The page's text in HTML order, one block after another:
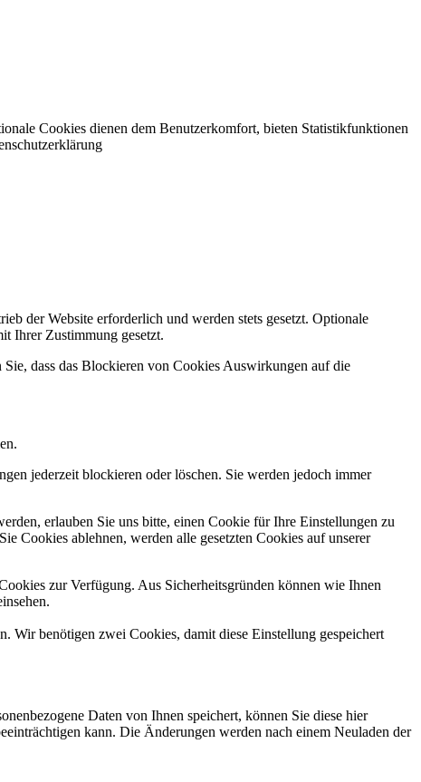
Cookies dienen dem Benutzerkomfort, bieten Statistikfunktionen
der Website erforderlich und werden stets gesetzt. Optionale
Ihrer Zustimmung gesetzt.
dass das Blockieren von Cookies Auswirkungen auf die
jederzeit blockieren oder löschen. Sie werden jedoch immer
erlauben Sie uns bitte, einen Cookie für Ihre Einstellungen zu
Cookies ablehnen, werden alle gesetzten Cookies auf unserer
zur Verfügung. Aus Sicherheitsgründen können wie Ihnen
Wir benötigen zwei Cookies, damit diese Einstellung gespeichert
Daten von Ihnen speichert, können Sie diese hier
kann. Die Änderungen werden nach einem Neuladen der